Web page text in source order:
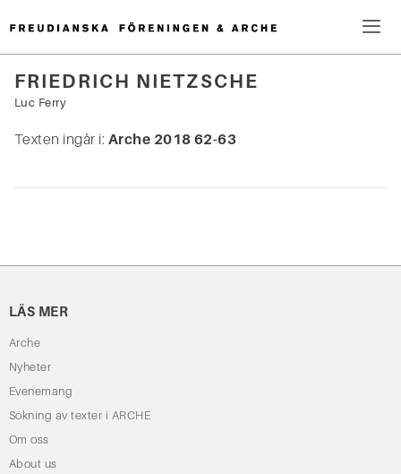
till
innehåll
Sök
FRIEDRICH NIETZSCHE
Luc Ferry
Texten ingår i: Arche 2018 62-63
LÄS MER
Arche
Nyheter
Evenemang
Sökning av texter i ARCHE
Om oss
About us